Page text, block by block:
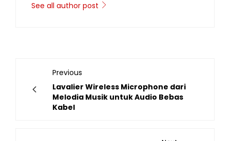
See all author post
Previous
Lavalier Wireless Microphone dari
Melodia Musik untuk Audio Bebas
Kabel